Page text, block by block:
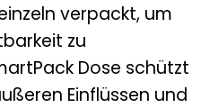
verpackt, um
zu
Dose schützt
Einflüssen und